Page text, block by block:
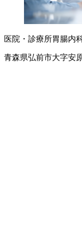
医院・診療所胃腸内
青森県弘前市大字安